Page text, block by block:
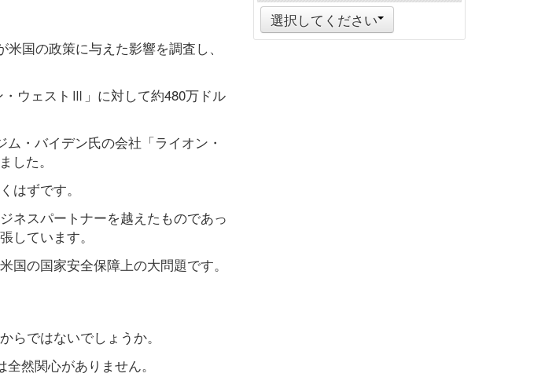
国の政策に与えた影響を調査し、
・ウェストⅢ」に対して約480万ドル
・バイデン氏の会社「ライオン・
した。
はずです。
ネスパートナーを越えたものであっ
しています。
の国家安全保障上の大問題です。
らではないでしょうか。
然関心がありません。
選択してください